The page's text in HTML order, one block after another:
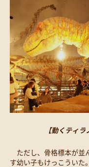
【動くティ
ただし、骨格標本が並
す幼い子もけっこういた